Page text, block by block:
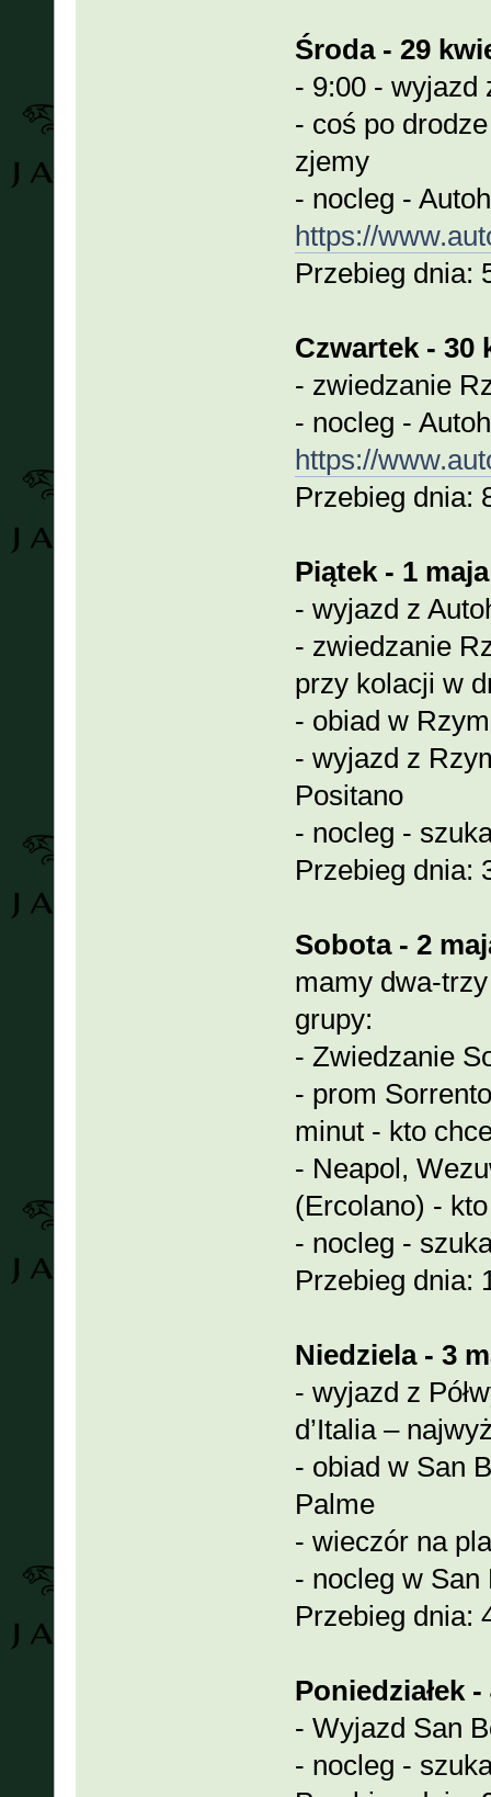
Środa - 29
- 9:00 - wyjazd
- coś po
zjemy
- nocleg -
https://
Przebieg dnia:
Czwartek - 30
- zwiedzanie
- nocleg -
https://
Przebieg dnia:
Piątek - 1
- wyjazd z
- zwiedzanie
przy kolacji w
- obiad w
- wyjazd z
Positano
- nocleg -
Przebieg dnia:
Sobota - 2
mamy dwa-
grupy:
- Zwiedzanie
- prom
minut - kto
- Neapol,
(Ercolano) -
- nocleg -
Przebieg dnia:
Niedziela - 3
- wyjazd z
d’Italia –
- obiad w San
Palme
- wieczór na
- nocleg w San
Przebieg dnia:
Poniedziałek
- Wyjazd San
- nocleg -